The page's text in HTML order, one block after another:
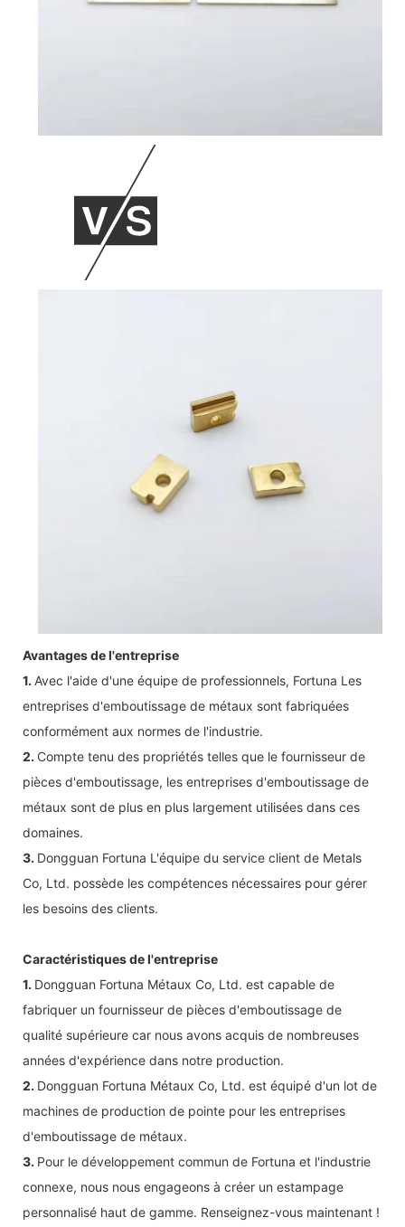
Avantages de l'entreprise
1. Avec l'aide d'une équipe de professionnels, Fortuna Les
entreprises d'emboutissage de métaux sont fabriquées
conformément aux normes de l'industrie.
2. Compte tenu des propriétés telles que le fournisseur de
pièces d'emboutissage, les entreprises d'emboutissage de
métaux sont de plus en plus largement utilisées dans ces
domaines.
3. Dongguan Fortuna L'équipe du service client de Metals
Co, Ltd. possède les compétences nécessaires pour gérer
les besoins des clients.
Caractéristiques de l'entreprise
1. Dongguan Fortuna Métaux Co, Ltd. est capable de
fabriquer un fournisseur de pièces d'emboutissage de
qualité supérieure car nous avons acquis de nombreuses
années d'expérience dans notre production.
2. Dongguan Fortuna Métaux Co, Ltd. est équipé d'un lot de
machines de production de pointe pour les entreprises
d'emboutissage de métaux.
3. Pour le développement commun de Fortuna et l'industrie
connexe, nous nous engageons à créer un estampage
personnalisé haut de gamme. Renseignez-vous maintenant !